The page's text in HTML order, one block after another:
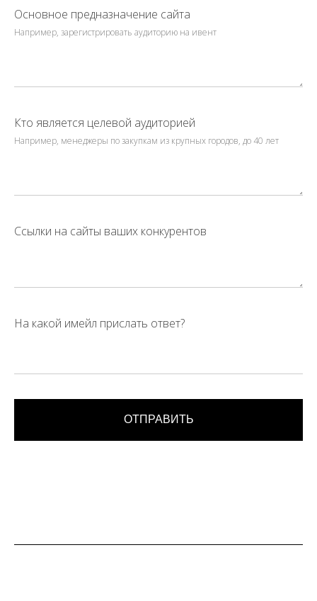
Основное предназначение сайта
Например, зарегистрировать аудиторию на ивент
Кто является целевой аудиторией
Например, менеджеры по закупкам из крупных городов, до 40 лет
Ссылки на сайты ваших конкурентов
На какой имейл прислать ответ?
ОТПРАВИТЬ